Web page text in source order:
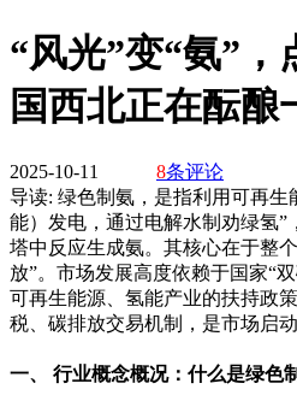
“风光”变“氨”，
国西北正在酝酿
2025-10-11 8条评论
导读: 绿色制氨，是指利用可再生
能）发电，通过电解水制劝绿氢
塔中反应生成氨。其核心在于整
放”。市场发展高度依赖于国家“
可再生能源、氢能产业的扶持政
税、碳排放交易机制，是市场启
一、 行业概念概况：什么是绿色